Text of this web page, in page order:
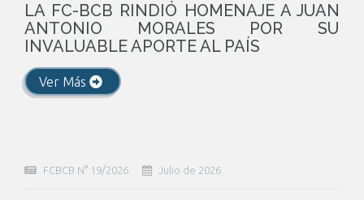
LA FC-BCB RINDIÓ HOMENAJE A JUAN
ANTONIO MORALES POR SU
INVALUABLE APORTE AL PAÍS
Ver Más
FCBCB N° 19/2026 Julio de 2026